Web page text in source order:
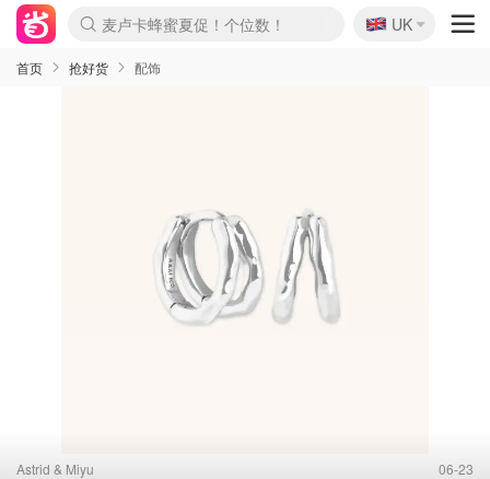
麦卢卡蜂蜜夏促！个位数！
Prada/Miu 4.8折！
啥？必胜客披萨5折！
🇬🇧
UK
首页 抢好货 配饰
Astrid & Miyu 06-23